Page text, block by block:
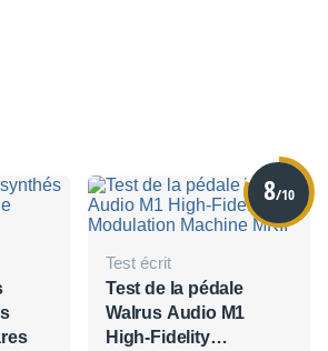
8/10
Test écrit
Test de la pédale
Walrus Audio M1
High-Fidelity